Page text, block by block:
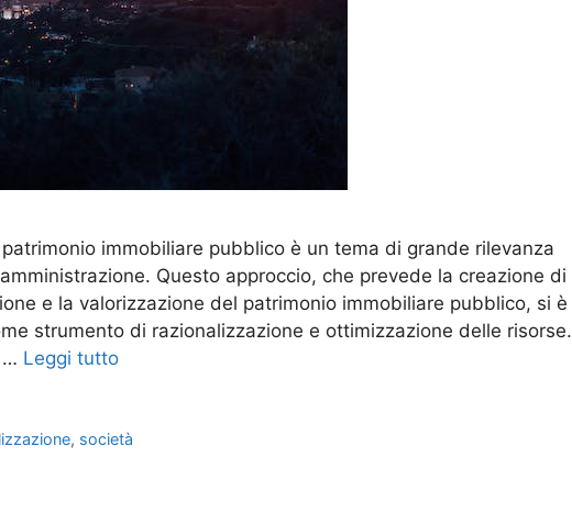
immobiliare pubblico è un tema di grande rilevanza
Questo approccio, che prevede la creazione di
e la valorizzazione del patrimonio immobiliare pubblico, si è
strumento di razionalizzazione e ottimizzazione delle risorse.
… Leggi tutto
, società